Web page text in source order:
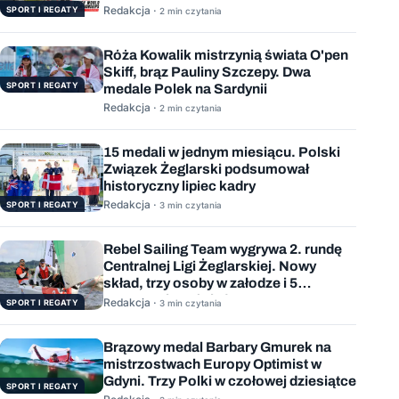
SPORT I REGATY Redakcja · 2 min czytania
SPORT I REGATY
Róża Kowalik mistrzynią świata O'pen
Skiff, brąz Pauliny Szczepy. Dwa
medale Polek na Sardynii
Redakcja · 2 min czytania
SPORT I REGATY
15 medali w jednym miesiącu. Polski
Związek Żeglarski podsumował
historyczny lipiec kadry
Redakcja · 3 min czytania
SPORT I REGATY
Rebel Sailing Team wygrywa 2. rundę
Centralnej Ligi Żeglarskiej. Nowy
skład, trzy osoby w załodze i 5
wygranych wyścigów
Redakcja · 3 min czytania
SPORT I REGATY
Brązowy medal Barbary Gmurek na
mistrzostwach Europy Optimist w
Gdyni. Trzy Polki w czołowej dziesiątce